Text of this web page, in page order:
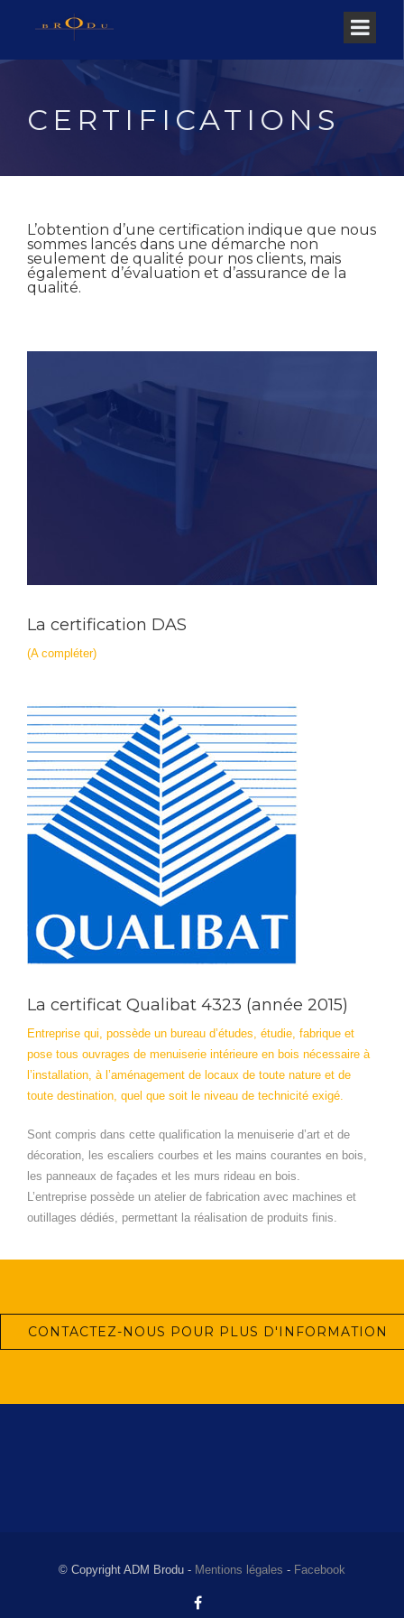
CERTIFICATIONS
L’obtention d’une certification indique que nous
sommes lancés dans une démarche non
seulement de qualité pour nos clients, mais
également d’évaluation et d’assurance de la
qualité.
La certification DAS
(A compléter)
La certificat Qualibat 4323 (année 2015)
Entreprise qui, possède un bureau d’études, étudie, fabrique et
pose tous ouvrages de menuiserie intérieure en bois nécessaire à
l’installation, à l’aménagement de locaux de toute nature et de
toute destination, quel que soit le niveau de technicité exigé.
Sont compris dans cette qualification la menuiserie d’art et de
décoration, les escaliers courbes et les mains courantes en bois,
les panneaux de façades et les murs rideau en bois.
L’entreprise possède un atelier de fabrication avec machines et
outillages dédiés, permettant la réalisation de produits finis.
CONTACTEZ-NOUS POUR PLUS D'INFORMATION
© Copyright ADM Brodu - Mentions légales - Facebook